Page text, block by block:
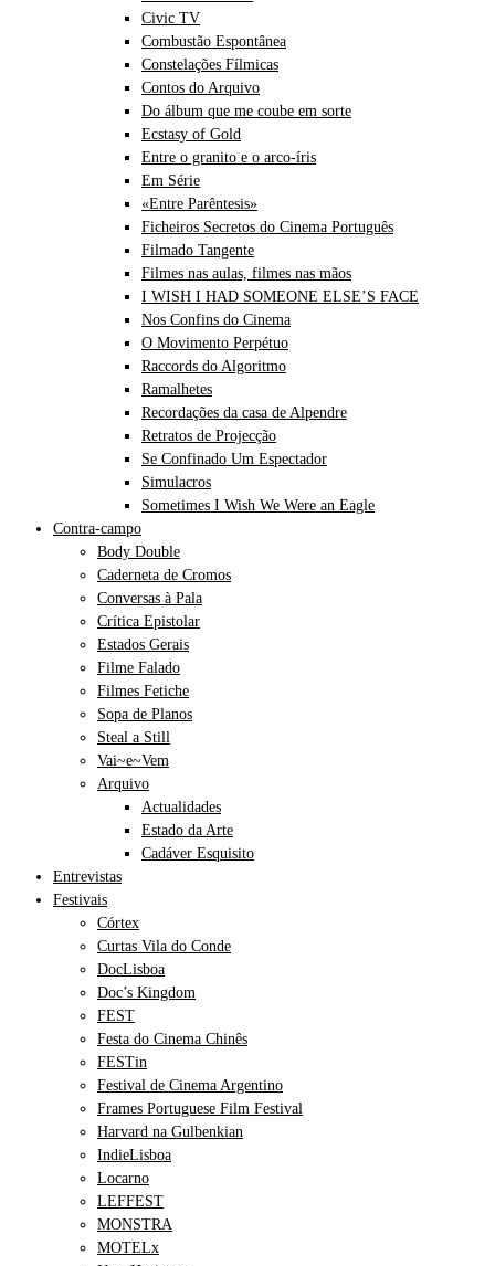
Civic TV
Combustão Espontânea
Constelações Fílmicas
Contos do Arquivo
Do álbum que me coube em sorte
Ecstasy of Gold
Entre o granito e o arco-íris
Em Série
«Entre Parêntesis»
Ficheiros Secretos do Cinema Português
Filmado Tangente
Filmes nas aulas, filmes nas mãos
I WISH I HAD SOMEONE ELSE’S FACE
Nos Confins do Cinema
O Movimento Perpétuo
Raccords do Algoritmo
Ramalhetes
Recordações da casa de Alpendre
Retratos de Projecção
Se Confinado Um Espectador
Simulacros
Sometimes I Wish We Were an Eagle
Contra-campo
Body Double
Caderneta de Cromos
Conversas à Pala
Crítica Epistolar
Estados Gerais
Filme Falado
Filmes Fetiche
Sopa de Planos
Steal a Still
Vai~e~Vem
Arquivo
Actualidades
Estado da Arte
Cadáver Esquisito
Entrevistas
Festivais
Córtex
Curtas Vila do Conde
DocLisboa
Doc’s Kingdom
FEST
Festa do Cinema Chinês
FESTin
Festival de Cinema Argentino
Frames Portuguese Film Festival
Harvard na Gulbenkian
IndieLisboa
Locarno
LEFFEST
MONSTRA
MOTELx